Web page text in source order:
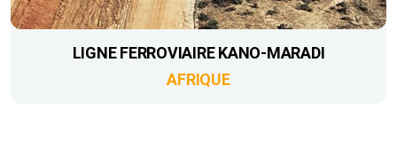
LIGNE FERROVIAIRE KANO-MARADI
AFRIQUE